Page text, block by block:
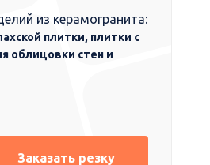
из керамогранита:
плитки, плитки с
облицовки стен и
Заказать резку